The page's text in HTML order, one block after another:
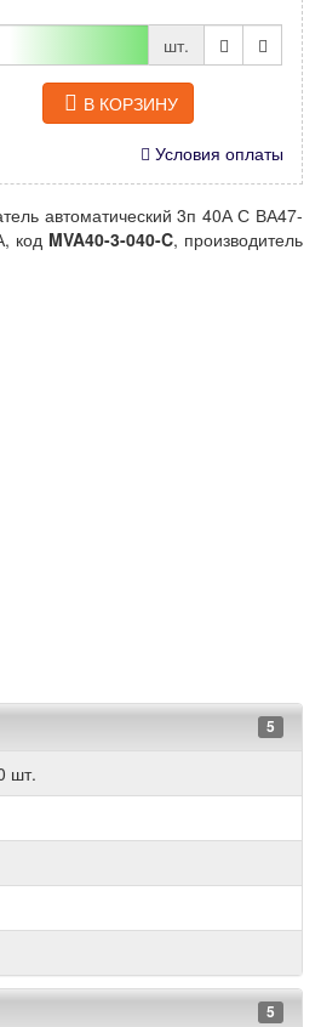
шт.
В КОРЗИНУ
Условия оплаты
автоматический 3п 40А С ВА47-
код MVA40-3-040-C, производитель
5
шт.
5